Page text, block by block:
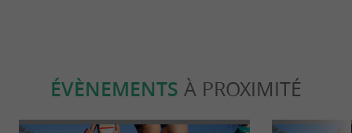
ÉVÈNEMENTS À PROXIMITÉ